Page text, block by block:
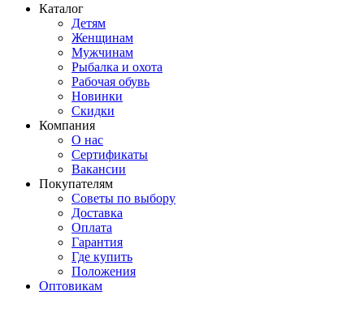
Каталог
Детям
Женщинам
Мужчинам
Рыбалка и охота
Рабочая обувь
Новинки
Скидки
Компания
О нас
Сертификаты
Вакансии
Покупателям
Советы по выбору
Доставка
Оплата
Гарантия
Где купить
Положения
Оптовикам